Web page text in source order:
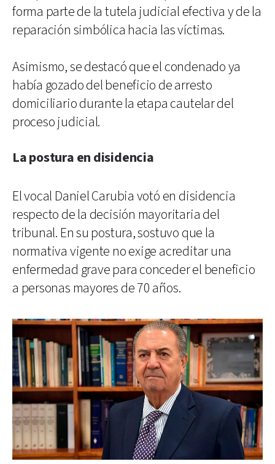
forma parte de la tutela judicial efectiva y de la
reparación simbólica hacia las víctimas.
Asimismo, se destacó que el condenado ya
había gozado del beneficio de arresto
domiciliario durante la etapa cautelar del
proceso judicial.
La postura en disidencia
El vocal Daniel Carubia votó en disidencia
respecto de la decisión mayoritaria del
tribunal. En su postura, sostuvo que la
normativa vigente no exige acreditar una
enfermedad grave para conceder el beneficio
a personas mayores de 70 años.